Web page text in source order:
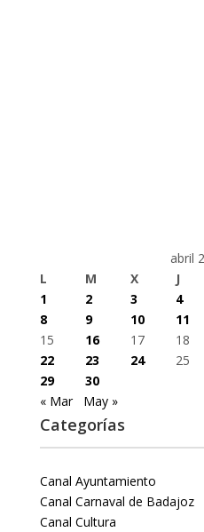
abril
L
M X J
1
2 3 4
8
9 10 11
15
16 17 18
22
23 24 25
29
30
« Mar
May »
Categorías
Canal Ayuntamiento
Canal Carnaval de Badajoz
Canal Cultura